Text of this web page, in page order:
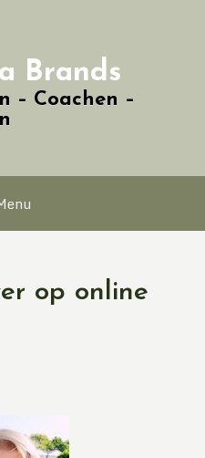
Brands
– Coachen –
op online